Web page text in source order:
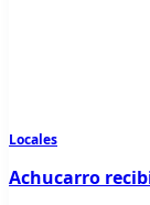
Locales
Achucarro